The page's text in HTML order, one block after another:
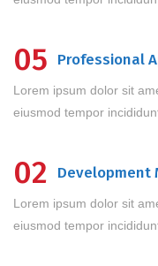
Professional
05
Lorem ipsum dolor sit
eiusmod tempor
Development
02
Lorem ipsum dolor sit
eiusmod tempor